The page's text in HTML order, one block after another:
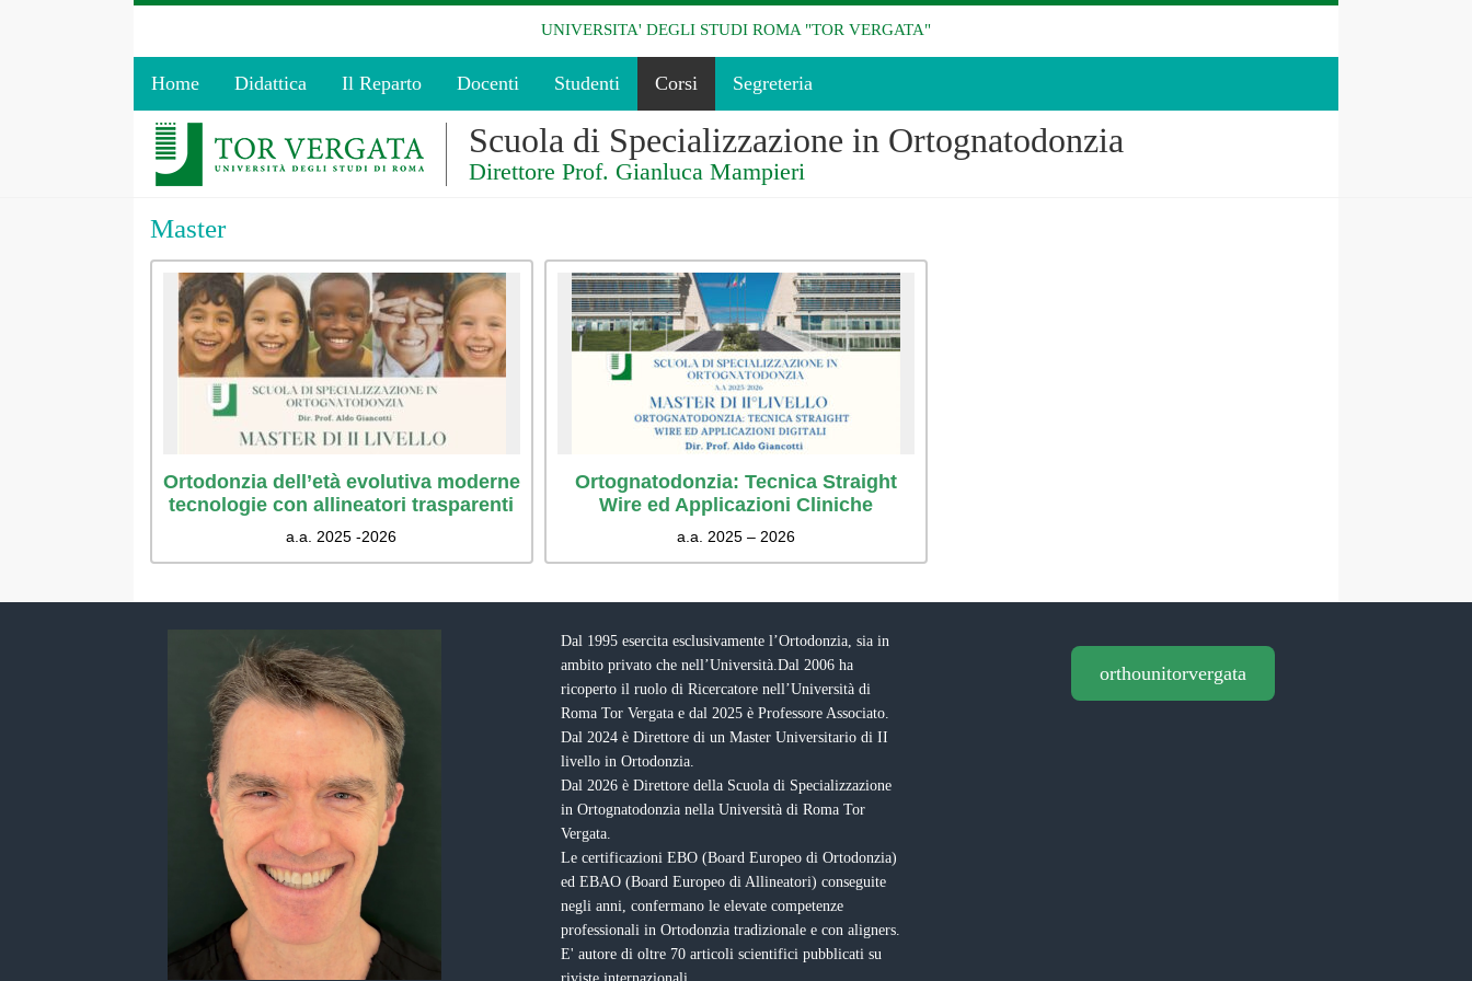
UNIVERSITA' DEGLI STUDI ROMA "TOR VERGATA"
Home Didattica Il Reparto Docenti Studenti Corsi Segreteria
Scuola di Specializzazione in Ortognatodonzia
Direttore Prof. Gianluca Mampieri
Master
Ortodonzia dell’età evolutiva moderne
tecnologie con allineatori trasparenti
a.a. 2025 -2026
Ortognatodonzia: Tecnica Straight
Wire ed Applicazioni Cliniche
a.a. 2025 – 2026
Dal 1995 esercita esclusivamente l’Ortodonzia, sia in
ambito privato che nell’Università.Dal 2006 ha
ricoperto il ruolo di Ricercatore nell’Università di
Roma Tor Vergata e dal 2025 è Professore Associato.
Dal 2024 è Direttore di un Master Universitario di II
livello in Ortodonzia.
Dal 2026 è Direttore della Scuola di Specializzazione
in Ortognatodonzia nella Università di Roma Tor
Vergata.
Le certificazioni EBO (Board Europeo di Ortodonzia)
ed EBAO (Board Europeo di Allineatori) conseguite
negli anni, confermano le elevate competenze
professionali in Ortodonzia tradizionale e con aligners.
E' autore di oltre 70 articoli scientifici pubblicati su
orthounitorvergata